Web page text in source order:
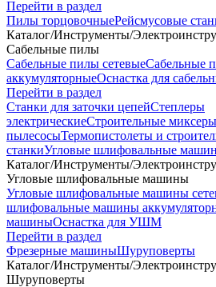
Перейти в раздел
Пилы торцовочныеРейсмусовые
Каталог/Инструменты/
Сабельные пилы
Сабельные пилы сетевыеСабельные
аккумуляторныеОснастка для
Перейти в раздел
Станки для заточки цепейСтеплеры
электрическиеСтроительные миксеры
пылесосыТермопистолеты и
станкиУгловые шлифовальные
Каталог/Инструменты/
Угловые шлифовальные машины
Угловые шлифовальные машины
шлифовальные машины
машиныОснастка для УШМ
Перейти в раздел
Фрезерные машиныШуруповерты
Каталог/Инструменты/
Шуруповерты